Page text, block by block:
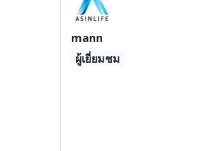
mann
ผู้เยี่ยมชม